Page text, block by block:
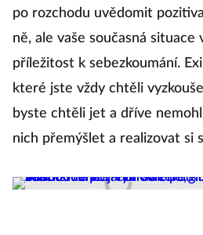
po rozchodu uvědomit
ně, ale vaše současná situace
příležitost k sebezkoumání.
které jste vždy chtěli
byste chtěli jet a dříve
nich přemýšlet a realizovat si